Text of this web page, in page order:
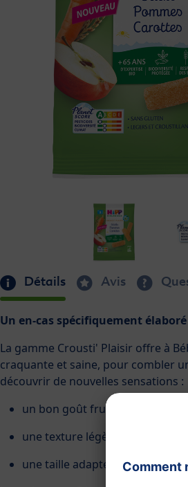
Détails Avis
Un en-cas spécifiquement
La gamme Crousti' Plaisir offre à
craquante et saine, pour combler
découvrir de nouvelles sensations :
un bon goût fruité
une texture légère et
une taille adaptée à la main de